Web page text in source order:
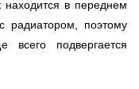
находится в переднем
радиатором, поэтому
подвергается